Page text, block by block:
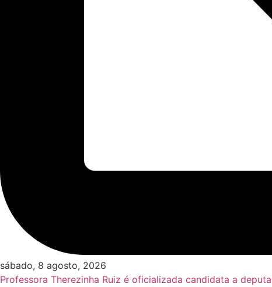
sábado, 8 agosto, 2026
Professora Therezinha Ruiz é oficializada candidata a